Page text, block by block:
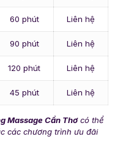
60 phút Liên hệ
90 phút Liên hệ
120 phút Liên hệ
45 phút Liên hệ
Massage Cần Thơcó thể
các chương trình ưu đãi